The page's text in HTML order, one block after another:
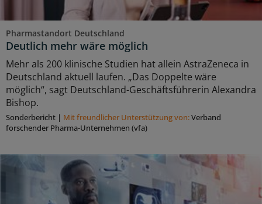
Pharmastandort Deutschland
Deutlich mehr wäre möglich
Mehr als 200 klinische Studien hat allein AstraZeneca in
Deutschland aktuell laufen. „Das Doppelte wäre
möglich“, sagt Deutschland-Geschäftsführerin Alexandra
Bishop.
Sonderbericht | Mit freundlicher Unterstützung von:Verband
forschender Pharma-Unternehmen (vfa)